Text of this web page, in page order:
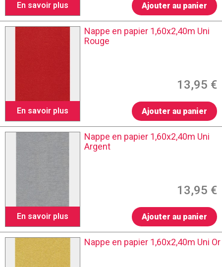
En savoir plus Ajouter au panier
En savoir plus
Nappe en papier 1,60x2,40m Uni
Rouge
13,95 €
Ajouter au panier
En savoir plus
Nappe en papier 1,60x2,40m Uni
Argent
13,95 €
Ajouter au panier
Nappe en papier 1,60x2,40m Uni Or